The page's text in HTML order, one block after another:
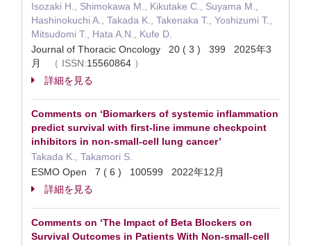
Isozaki H., Shimokawa M., Kikutake C., Suyama M.,
Hashinokuchi A., Takada K., Takenaka T., Yoshizumi T.,
Mitsudomi T., Hata A.N., Kufe D.
Journal of Thoracic Oncology 20 ( 3 ) 399 2025年3
月
（ ISSN:15560864 ）
詳細を見る
Comments on ‘Biomarkers of systemic inflammation
predict survival with first-line immune checkpoint
inhibitors in non-small-cell lung cancer’
Takada K., Takamori S.
ESMO Open 7 ( 6 ) 100599 2022年12月
詳細を見る
Comments on ‘The Impact of Beta Blockers on
Survival Outcomes in Patients With Non-small-cell